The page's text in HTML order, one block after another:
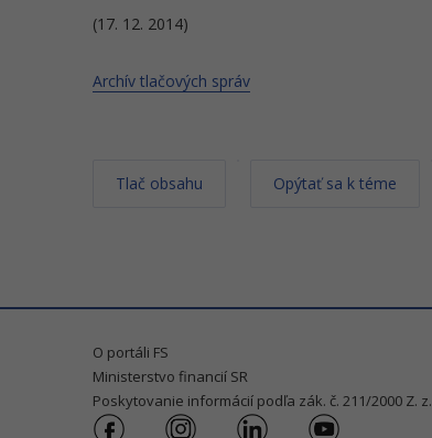
(17. 12. 2014)
Archív tlačových správ
Tlač obsahu Opýtať sa k téme
O portáli FS
Ministerstvo financií SR
Poskytovanie informácií podľa zák. č. 211/2000 Z. z.